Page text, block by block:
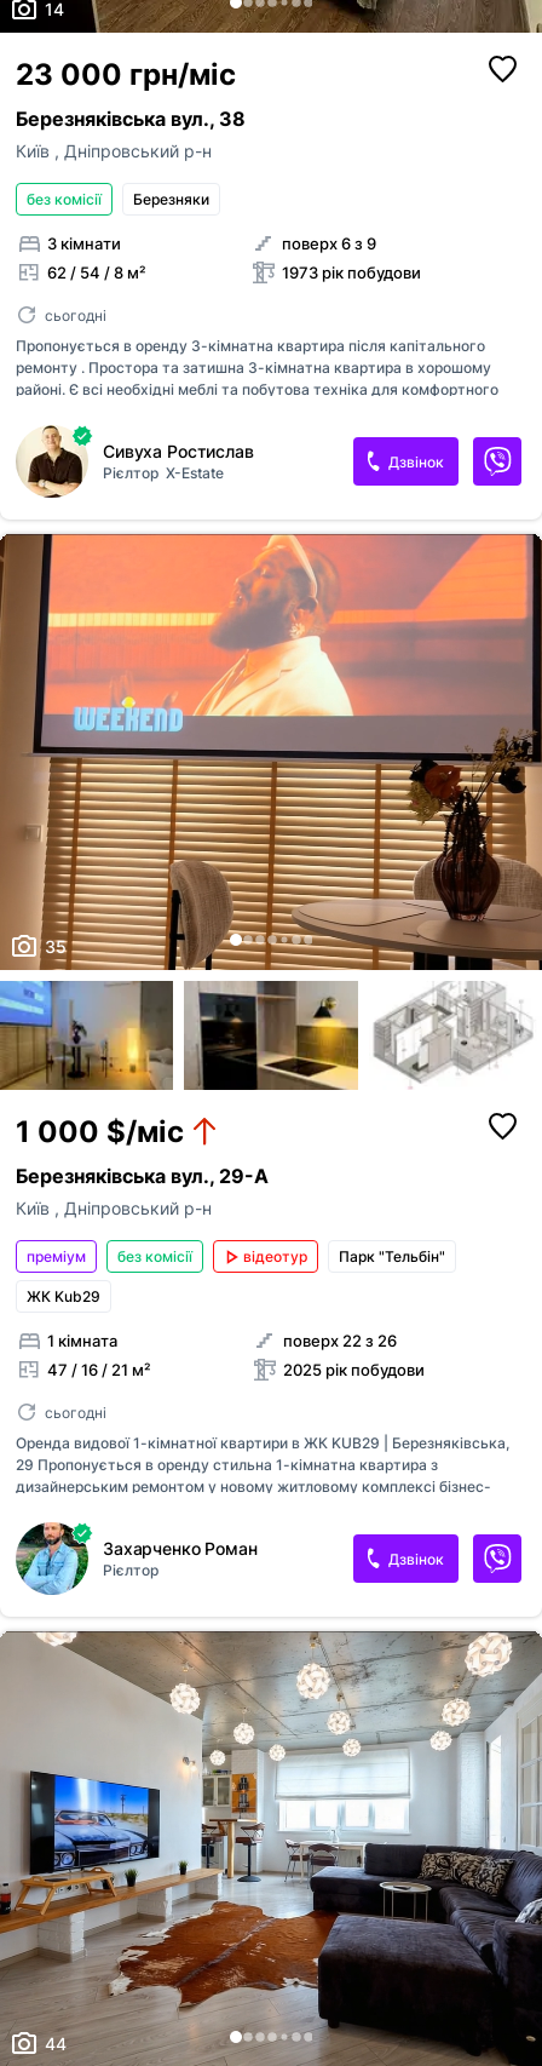
14
23 000 грн/міс
Березняківська вул., 38
Київ , Дніпровський р-н
без комісії Березняки
3 кімнати
62 / 54 / 8 м²
поверх 6 з 9
1973 рік побудови
сьогодні
Пропонується в оренду 3-кімнатна квартира після капітального
ремонту . Простора та затишна 3-кімнатна квартира в хорошому
районі. Є всі необхідні меблі та побутова техніка для комфортного
дитячий садок. Є поруч парк та набережна Меблі: двоспальне ліжко з
ортопедичними матрасом, диван, шафи , комод Техніка: холодильник,
газова плита , духова шафа, пральна машина, бойлер, телевізор,
кондиціонер. Відмінна транспортна розв'язка: метро Лівобережна 10
хв автобусом , зупинки громадського транспорту, супермаркети,
школи, дитячі садки, парки для прогулянок Тваринки за
домовленістю . Є відеоогляд
Сивуха Ростислав
Рієлтор X-Estate
Дзвінок
35
1 000 $/міс
Березняківська вул., 29-А
Київ , Дніпровський р-н
преміум без комісії відеотур Парк "Тельбін"
ЖК Kub29
1 кімната
47 / 16 / 21 м²
поверх 22 з 26
2025 рік побудови
сьогодні
Оренда видової 1-кімнатної квартири в ЖК KUB29 | Березняківська,
29 Пропонується в оренду стильна 1-кімнатна квартира з
дизайнерським ремонтом у новому житловому комплексі бізнес-
поверсі. Комплекс вирізняється сучасною кубічною архітектурою та
панорамними видами на Дніпро, Русанівську набережну та озеро
Тельбін. Великі вікна наповнюють квартиру світлом і відкривають
захоплюючі краєвиди у будь-яку пору року. Квартира повністю
укомплектована всією необхідною технікою та меблями для
комфортного проживання. Новий дизайнерський ремонт виконаний з
використанням якісних матеріалів та продуманих рішень для
щоденного комфорту. Пе...
Захарченко Роман
Рієлтор
Дзвінок
44